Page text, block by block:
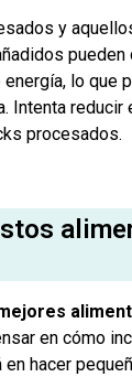
y
pueden
lo que
Intenta reducir
procesados.
en cómo
hacer